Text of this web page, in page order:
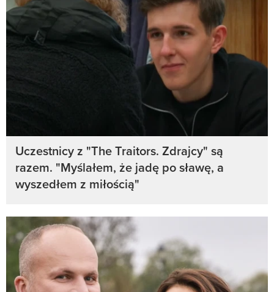
Uczestnicy z "The Traitors. Zdrajcy" są
razem. "Myślałem, że jadę po sławę, a
wyszedłem z miłością"